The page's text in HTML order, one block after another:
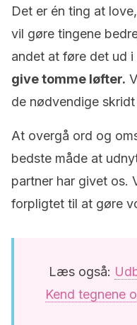
Det er én ting at
vil gøre tingene
andet at føre det ud i
give tomme løfter.
de nødvendige
At overgå ord og
bedste måde at
partner har givet os.
forpligtet til at gøre
Læs også:
Kend tegnene